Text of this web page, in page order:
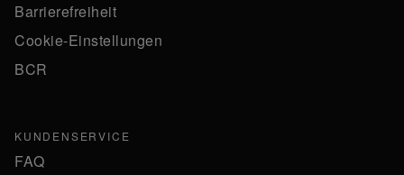
Barrierefreiheit
Cookie-Einstellungen
BCR
KUNDENSERVICE
FAQ